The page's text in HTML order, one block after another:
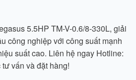
5.5HP TM-V-0.6/8-330L, giải
công nghiệp với công suất mạnh
suất cao. Liên hệ ngay Hotline:
vấn và đặt hàng!